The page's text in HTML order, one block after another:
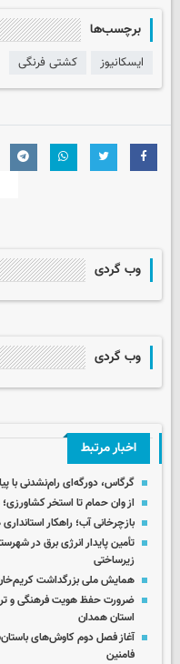
برچسب‌ها
ایسکانیوز کشتی فرنگی
وب گردی
وب گردی
اخبار مرتبط
گرگاس، دورگه‌ای رام‌نشدنی با
از وان حمام تا استخر
بازچرخانی آب؛ راهکار
تأمین پایدار انرژی برق در
زیرساختی
همایش ملی بزرگداشت کریم‌خان زند اردیبهشت
ضرورت حفظ هویت فرهنگی و
استان همدان
آغاز فصل دوم کاوش‌های
فامنین